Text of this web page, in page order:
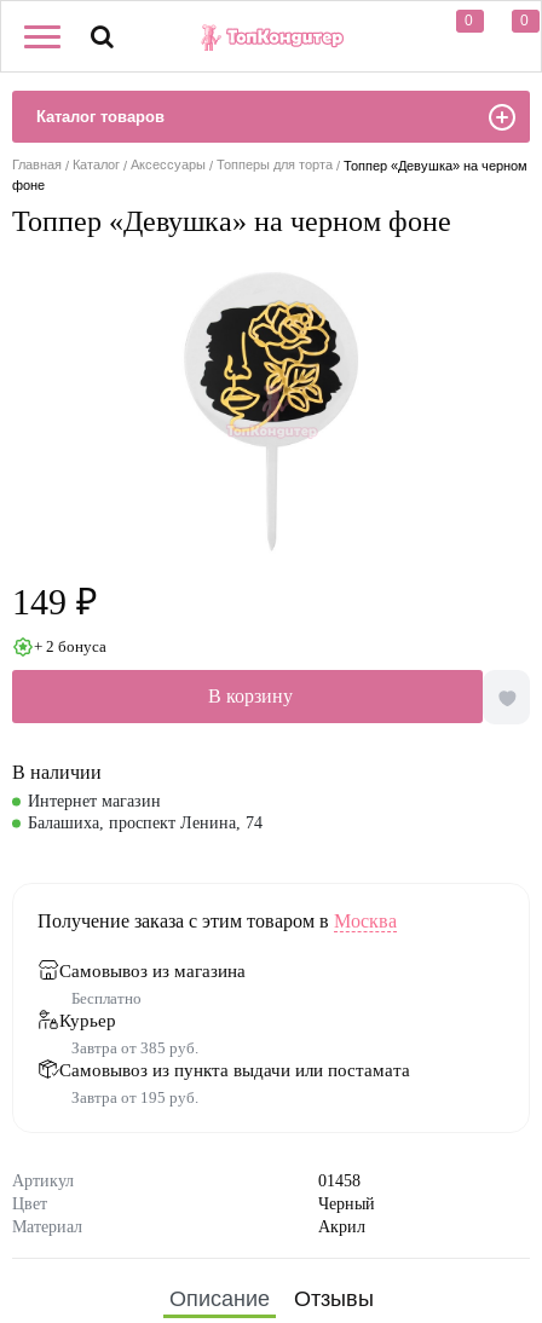
0 0
Каталог товаров
Главная Каталог Аксессуары Топперы для торта
Топпер «Девушка» на черном
фоне
Топпер «Девушка» на черном фоне
Артикул
01458
Цвет
Черный
Материал
Акрил
149 ₽
+ 2 бонуса
В корзину
В наличии
Интернет магазин
Балашиха, проспект Ленина, 74
Получение заказа с этим товаром в Москва
Самовывоз из магазина
Бесплатно
Курьер
Завтра от 385 руб.
Самовывоз из пункта выдачи или постамата
Завтра от 195 руб.
Описание Отзывы